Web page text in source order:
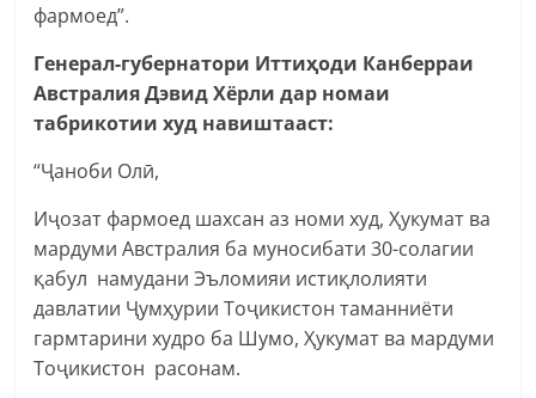
фармоед”.
Генерал-губернатори Иттиҳоди Канберраи
Австралия Дэвид Хёрли дар номаи
табрикотии худ навиштааст:
“Ҷаноби Олӣ,
Иҷозат фармоед шахсан аз номи худ, Ҳукумат ва
мардуми Австралия ба муносибати 30-солагии
қабул намудани Эъломияи истиқлолияти
давлатии Ҷумҳурии Тоҷикистон таманниёти
гармтарини худро ба Шумо, Ҳукумат ва мардуми
Тоҷикистон расонам.